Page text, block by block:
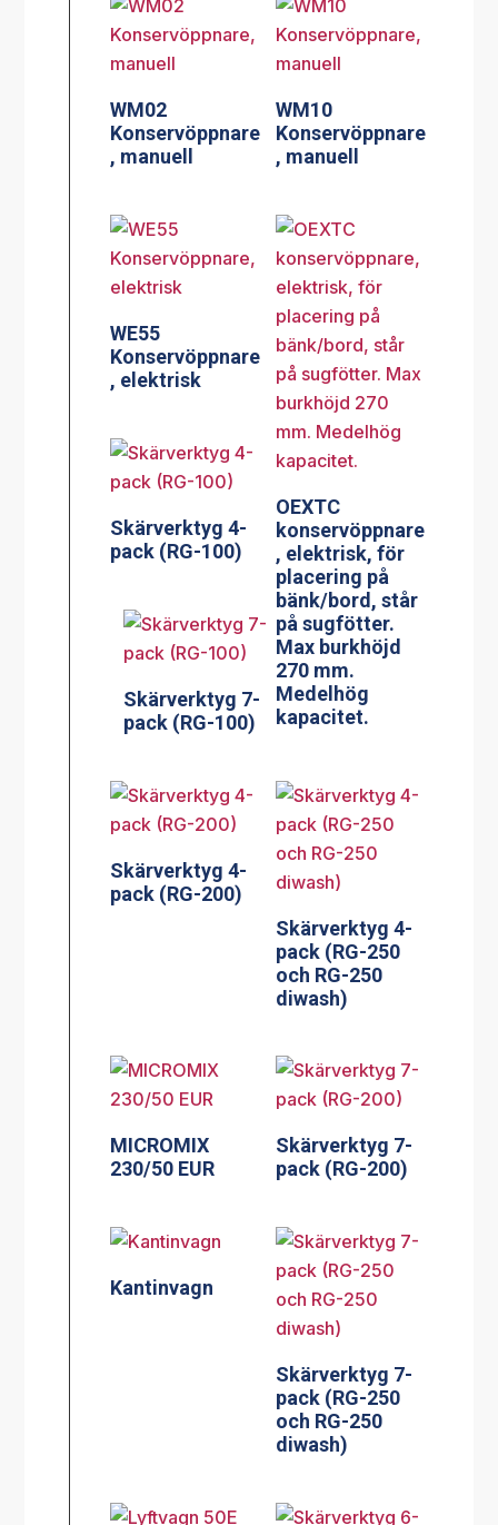
WM02
Konservöppnare
, manuell
WM10
Konservöppnare
, manuell
WE55
Konservöppnare
, elektrisk
OEXTC
konservöppnare
, elektrisk, för
placering på
bänk/bord, står
på sugfötter.
Max burkhöjd
270 mm.
Medelhög
kapacitet.
Skärverktyg 4-
pack (RG-100)
Skärverktyg 7-
pack (RG-100)
Skärverktyg 4-
pack (RG-200)
Skärverktyg 4-
pack (RG-250
och RG-250
diwash)
MICROMIX
230/50 EUR
Skärverktyg 7-
pack (RG-200)
Kantinvagn
Skärverktyg 7-
pack (RG-250
och RG-250
diwash)